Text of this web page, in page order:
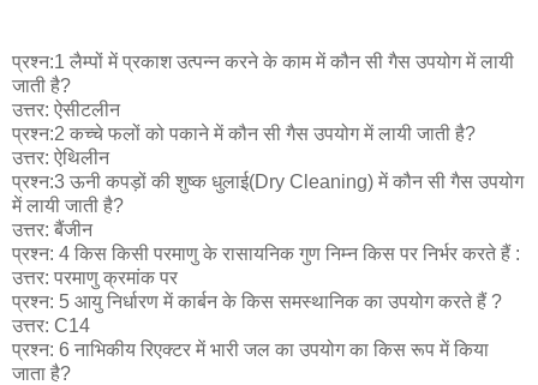
प्रश्न:1 लैम्पों में प्रकाश उत्पन्न करने के काम में कौन सी गैस उपयोग में लायी
जाती है?
उत्तर: ऐसीटलीन
प्रश्न:2 कच्चे फलों को पकाने में कौन सी गैस उपयोग में लायी जाती है?
उत्तर: ऐथिलीन
प्रश्न:3 ऊनी कपड़ों की शुष्क धुलाई(Dry Cleaning) में कौन सी गैस उपयोग
में लायी जाती है?
उत्तर: बैंजीन
प्रश्न: 4 किस किसी परमाणु के रासायनिक गुण निम्न किस पर निर्भर करते हैं :
उत्तर: परमाणु क्रमांक पर
प्रश्न: 5 आयु निर्धारण में कार्बन के किस समस्थानिक का उपयोग करते हैं ?
उत्तर: C14
प्रश्न: 6 नाभिकीय रिएक्टर में भारी जल का उपयोग का किस रूप में किया
जाता है?